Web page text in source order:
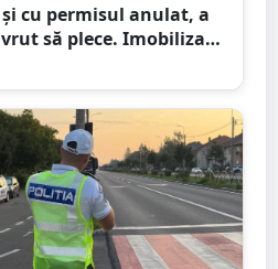
și cu permisul anulat, a
să plece. Imobilizat